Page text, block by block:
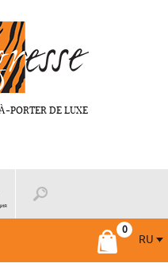
PORTER DE LUXE
RU